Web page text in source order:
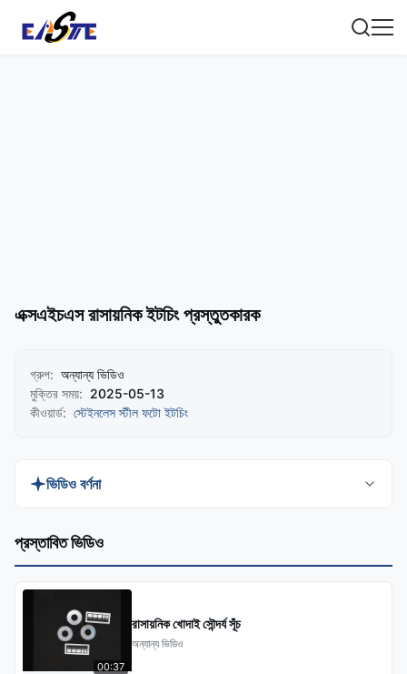
এক্সএইচএস রাসায়নিক ইটচিং প্রস্তুতকারক
গ্রুপ: অন্যান্য ভিডিও
মুক্তির সময়: 2025-05-13
কীওয়ার্ড: স্টেইনলেস স্টীল ফটো ইটচিং
ভিডিও বর্ণনা
Discover XHS Chemical Etching Manufacturer's
hardware. Our advanced etching technology
delivers intricate, durable designs with superior
corrosion resistance and versatile finishes.
প্রস্তাবিত ভিডিও
00:37
রাসায়নিক খোদাই সৌন্দর্য সূঁচ
অন্যান্য ভিডিও